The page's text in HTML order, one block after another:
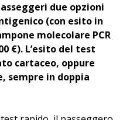
due opzioni
(con esito in
molecolare PCR
€). L’esito del test
cartaceo, oppure
sempre in doppia